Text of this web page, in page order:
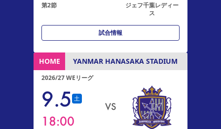
第2節
ジェフ千葉レディー
ス
試合情報
HOME YANMAR HANASAKA STADIUM
2026/27 WEリーグ
9.5 土
18:00
VS